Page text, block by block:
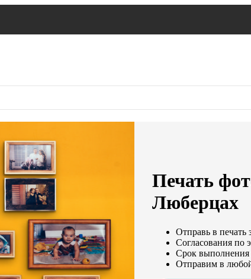
Печать
Люберцах
Отправь в печать
Согласования по
Срок выполнения
Отправим в